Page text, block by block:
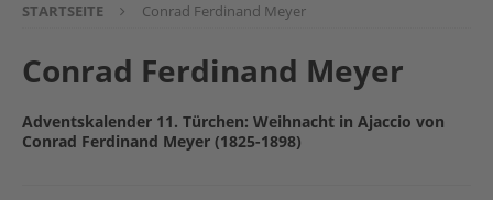
STARTSEITE Conrad Ferdinand Meyer
Conrad Ferdinand Meyer
Adventskalender 11. Türchen: Weihnacht in Ajaccio von
Conrad Ferdinand Meyer (1825-1898)